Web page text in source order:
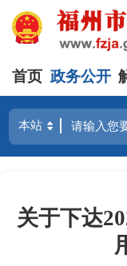
首页 政务公开
关于下达